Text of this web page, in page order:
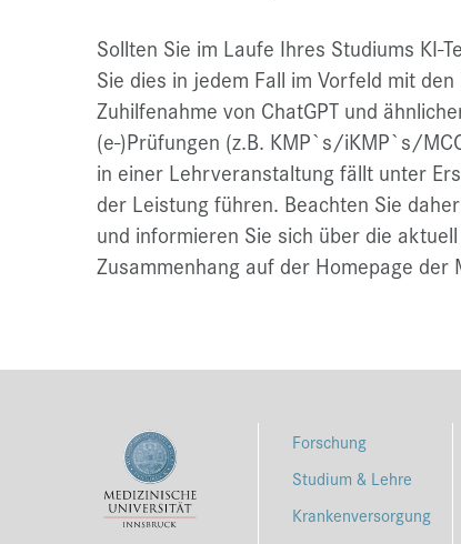
Sollten Sie im Laufe Ihres Studiums KI-
Sie dies in jedem Fall im Vorfeld mit
Zuhilfenahme von ChatGPT und
(e-)Prüfungen (z.B. KMP`s/iKMP`s/
in einer Lehrveranstaltung fällt unter
der Leistung führen. Beachten Sie
und informieren Sie sich über die
Zusammenhang auf der Homepage
Forschung
Studium & Lehre
Krankenversorgung